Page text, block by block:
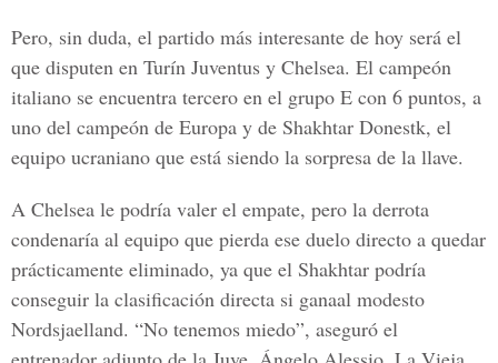
Pero, sin duda, el partido más interesante de hoy será el
que disputen en Turín Juventus y Chelsea. El campeón
italiano se encuentra tercero en el grupo E con 6 puntos, a
uno del campeón de Europa y de Shakhtar Donestk, el
equipo ucraniano que está siendo la sorpresa de la llave.
A Chelsea le podría valer el empate, pero la derrota
condenaría al equipo que pierda ese duelo directo a quedar
prácticamente eliminado, ya que el Shakhtar podría
conseguir la clasificación directa si ganaal modesto
Nordsjaelland. “No tenemos miedo”, aseguró el